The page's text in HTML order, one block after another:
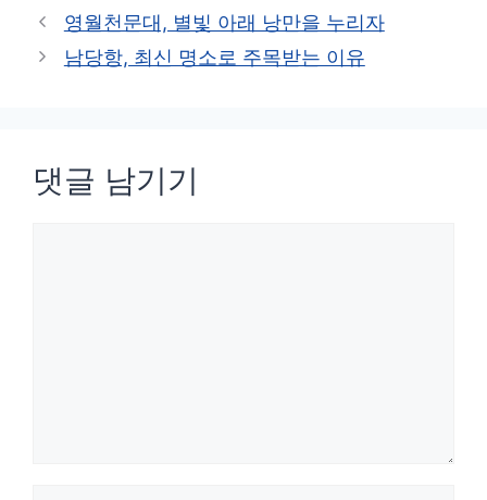
테
리
영월천문대, 별빛 아래 낭만을 누리자
남당항, 최신 명소로 주목받는 이유
댓글 남기기